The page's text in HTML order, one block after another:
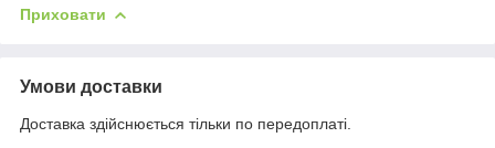
Приховати
Умови доставки
Доставка здійснюється тільки по передоплаті.